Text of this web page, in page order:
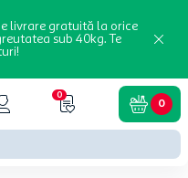
livrare gratuită la orice
sub 40kg. Te
0
0